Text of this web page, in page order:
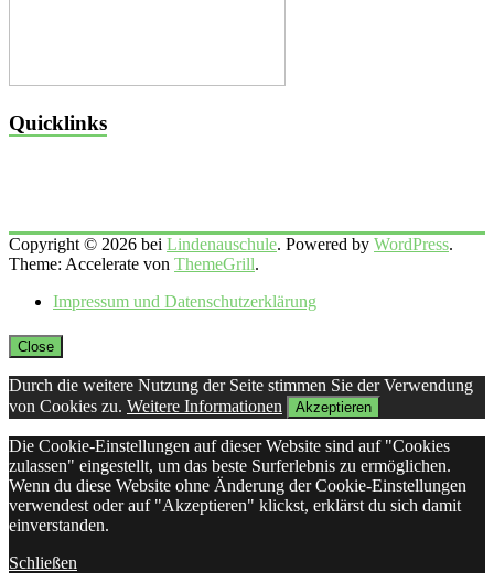
Quicklinks
Copyright © 2026 bei Lindenauschule. Powered by WordPress.
Theme: Accelerate von ThemeGrill.
Impressum und Datenschutzerklärung
Close
Durch die weitere Nutzung der Seite stimmen Sie der Verwendung
von Cookies zu. Weitere Informationen Akzeptieren
Die Cookie-Einstellungen auf dieser Website sind auf "Cookies
zulassen" eingestellt, um das beste Surferlebnis zu ermöglichen.
Wenn du diese Website ohne Änderung der Cookie-Einstellungen
verwendest oder auf "Akzeptieren" klickst, erklärst du sich damit
einverstanden.
Schließen